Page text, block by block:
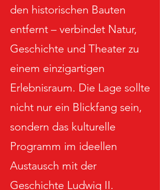
den historischen Bauten
entfernt – verbindet Natur,
Geschichte und Theater zu
einem einzigartigen
Erlebnisraum. Die Lage sollte
nicht nur ein Blickfang sein,
sondern das kulturelle
Programm im ideellen
Austausch mit der
Geschichte Ludwig II.